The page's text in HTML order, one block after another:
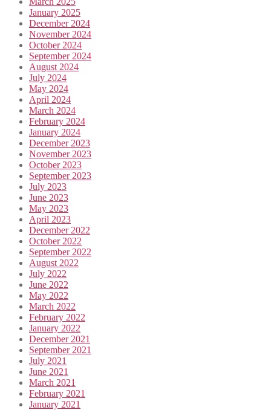
January 2025
December 2024
November 2024
October 2024
September 2024
August 2024
July 2024
May 2024
April 2024
March 2024
February 2024
January 2024
December 2023
November 2023
October 2023
September 2023
July 2023
June 2023
May 2023
April 2023
December 2022
October 2022
September 2022
August 2022
July 2022
June 2022
May 2022
March 2022
February 2022
January 2022
December 2021
September 2021
July 2021
June 2021
March 2021
February 2021
January 2021